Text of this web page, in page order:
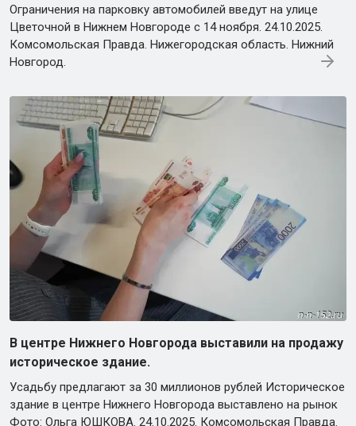
Ограничения на парковку автомобилей введут на улице
Цветочной в Нижнем Новгороде с 14 ноября. 24.10.2025.
Комсомольская Правда. Нижегородская область. Нижний
Новгород.
В центре Нижнего Новгорода выставили на продажу
историческое здание.
Усадьбу предлагают за 30 миллионов рублей Историческое
здание в центре Нижнего Новгорода выставлено на рынок
Фото: Ольга ЮШКОВА. 24.10.2025. Комсомольская Правда.